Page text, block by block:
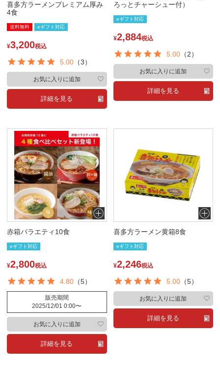
喜多方ラーメンプレミアム厚み
4食
送料無料 eギフト対応
¥3,200税込
5.00 （3）
詳細を見る
お気に入りに追加
ろっとチャーシュー付）
eギフト対応
¥2,884税込
5.00（2）
詳細を見る
お気に入りに追加
赤箱バラエティ10食
eギフト対応
¥2,800税込
4.80 （5）
販売期間
2025/12/01 0:00〜
詳細を見る
お気に入りに追加
喜多方ラーメン黄箱8食
eギフト対応
¥2,246税込
5.00（5）
詳細を見る
お気に入りに追加